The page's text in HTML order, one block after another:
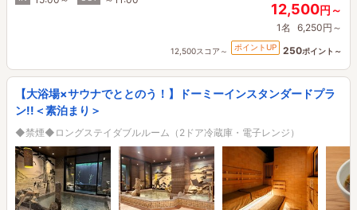
12,500円～
1名 6,250円～
12,500スコア～ ポイントUP 250ポイント～
【大浴場×サウナでととのう！】ドーミーインスタンダードプラ
ン!!＜素泊まり＞
◆禁煙◆ロングステイダブルルーム（2ドア冷蔵庫・電子レンジ）